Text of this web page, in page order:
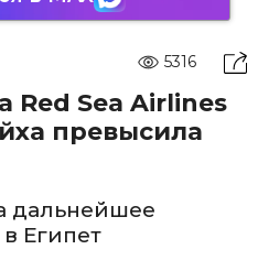
5316
Red Sea Airlines
превысила
дальнейшее
Египет